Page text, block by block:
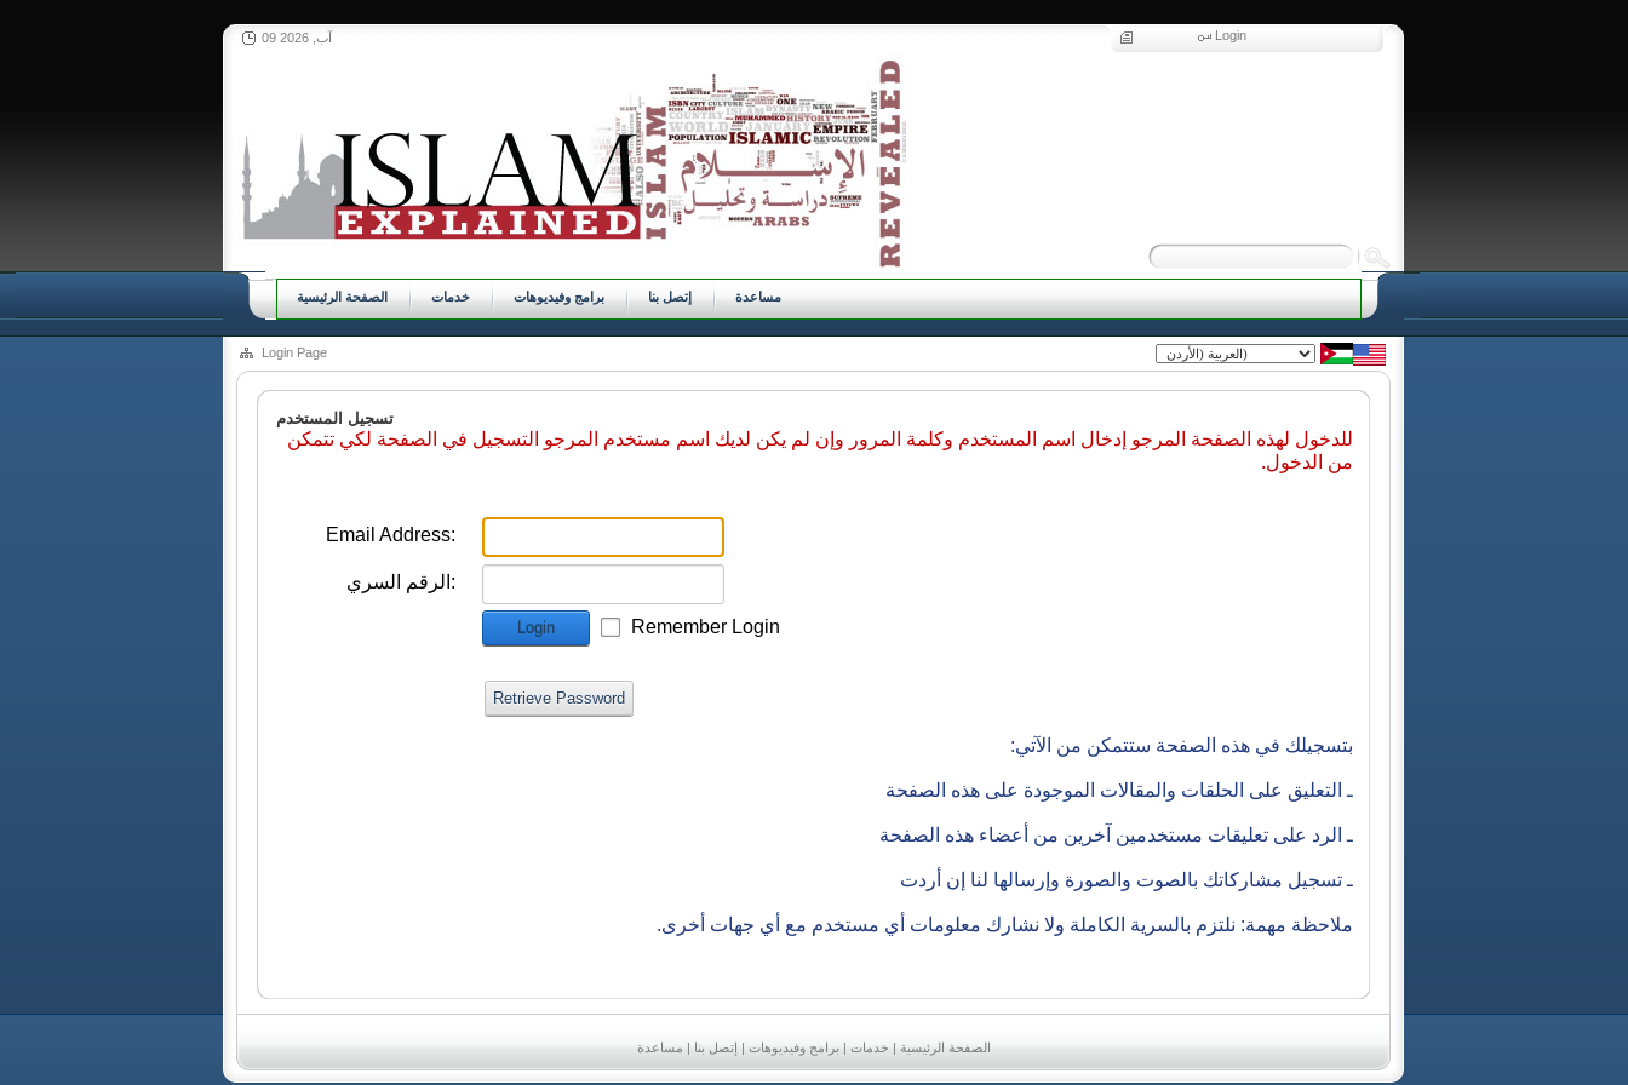
09 آب, 2026 Login
الصفحة الرئيسية خدمات برامج وفيديوهات إتصل بنا مساعدة
Login Page
تسجيل المستخدم
للدخول لهذه الصفحة المرجو إدخال اسم المستخدم وكلمة المرور وإن لم يكن لديك اسم مستخدم المرجو التسجيل في الصفحة لكي تتمكن
من الدخول.
Email Address:
الرقم السري:
Login Remember Login
Retrieve Password
بتسجيلك في هذه الصفحة ستتمكن من الآتي:
ـ التعليق على الحلقات والمقالات الموجودة على هذه الصفحة
ـ الرد على تعليقات مستخدمين آخرين من أعضاء هذه الصفحة
ـ تسجيل مشاركاتك بالصوت والصورة وإرسالها لنا إن أردت
ملاحظة مهمة: نلتزم بالسرية الكاملة ولا نشارك معلومات أي مستخدم مع أي جهات أخرى.
الصفحة الرئيسية | خدمات |برامج وفيديوهات | إتصل بنا | مساعدة